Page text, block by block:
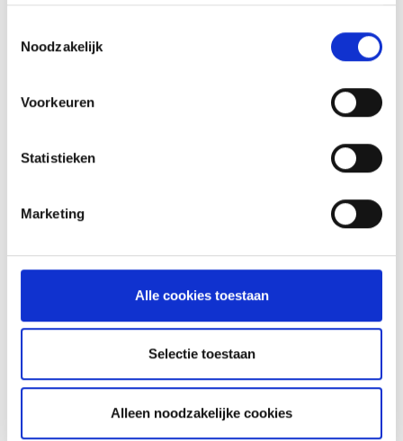
Noodzakelijk
Voorkeuren
Statistieken
Marketing
Alle cookies toestaan
Selectie toestaan
Alleen noodzakelijke cookies
SEARWOOD
RECEPT